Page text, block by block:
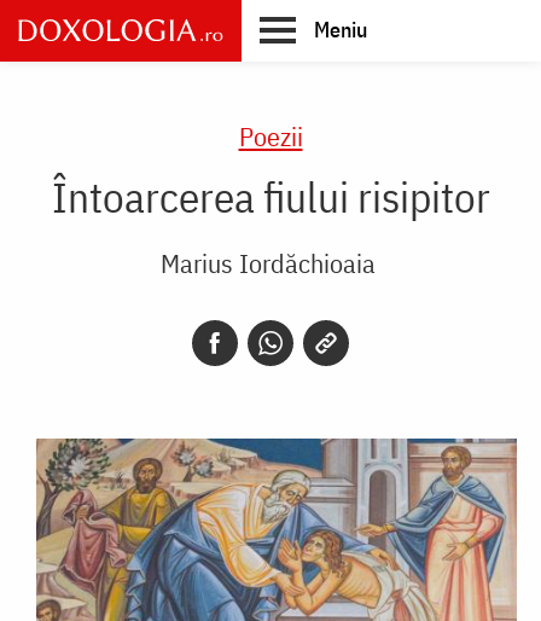
Skip
to
main
Meniu
Poezii
Întoarcerea fiului risipitor
Marius Iordăchioaia